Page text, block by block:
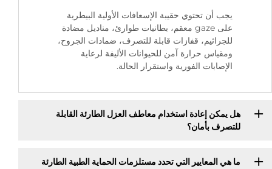
يجب أن تحتوي حقيبة الإسعافات الأولية البيطرية
على gaze معقم، بطانيات طوارئ، مناديل مضادة
للجراثيم، قفازات قابلة للتصرف، ضمادات الجروح،
ومقياس حرارة آمن للحيوانات الأليفة لرعاية
الإصابات الفورية واستقرار الحالة.
هل يمكن إعادة استخدام معاطف العزل الطارئة القابلة
للتصرف بأمان؟
ما هي المعايير التي تحدد مستلزمات الحماية الطبية الطارئة